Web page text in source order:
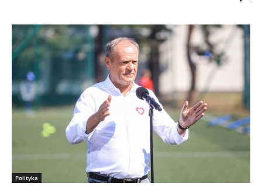
Polityka